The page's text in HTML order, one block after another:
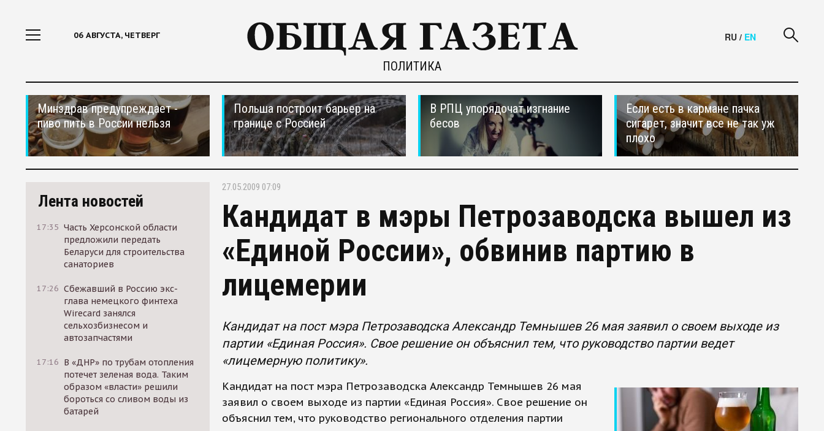
06 АВГУСТА, ЧЕТВЕРГ
ПОЛИТИКА
RU / EN
Минздрав предупреждает -
пиво пить в России нельзя
Польша построит барьер на
границе с Россией
В РПЦ упорядочат изгнание
бесов
Если есть в кармане пачка
сигарет, значит все не так уж
плохо
Лента новостей
17:35 Часть Херсонской области
предложили передать
Беларуси для строительства
санаториев
17:26 Сбежавший в Россию экс-
глава немецкого финтеха
Wirecard занялся
сельхозбизнесом и
автозапчастями
17:16 В «ДНР» по трубам отопления
потечет зеленая вода. Таким
образом «власти» решили
бороться со сливом воды из
батарей
27.05.2009 07:09
Кандидат в мэры Петрозаводска вышел из
«Единой России», обвинив партию в
лицемерии
Кандидат на пост мэра Петрозаводска Александр Темнышев 26 мая заявил о своем выходе из
партии «Единая Россия». Свое решение он объяснил тем, что руководство партии ведет
«лицемерную политику».
Кандидат на пост мэра Петрозаводска Александр Темнышев 26 мая
заявил о своем выходе из партии «Единая Россия». Свое решение он
объяснил тем, что руководство регионального отделения партии